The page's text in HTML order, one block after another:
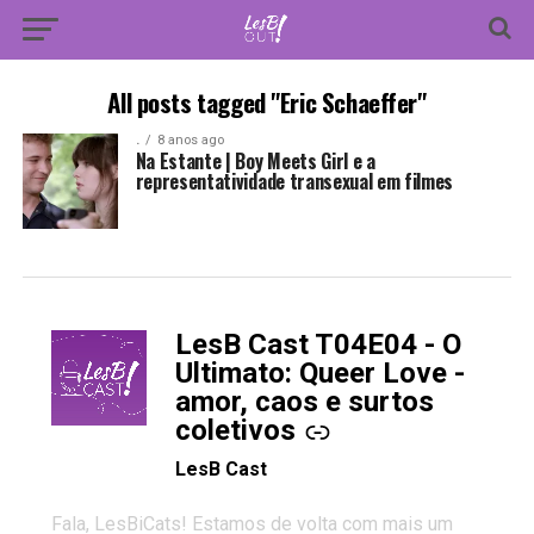
All posts tagged "Eric Schaeffer"
. 8 anos ago
Na Estante | Boy Meets Girl e a
representatividade transexual em filmes
LesB Cast T04E04 - O
Ultimato: Queer Love -
amor, caos e surtos
coletivos
-
LesB Cast
Fala, LesBiCats! Estamos de volta com mais um